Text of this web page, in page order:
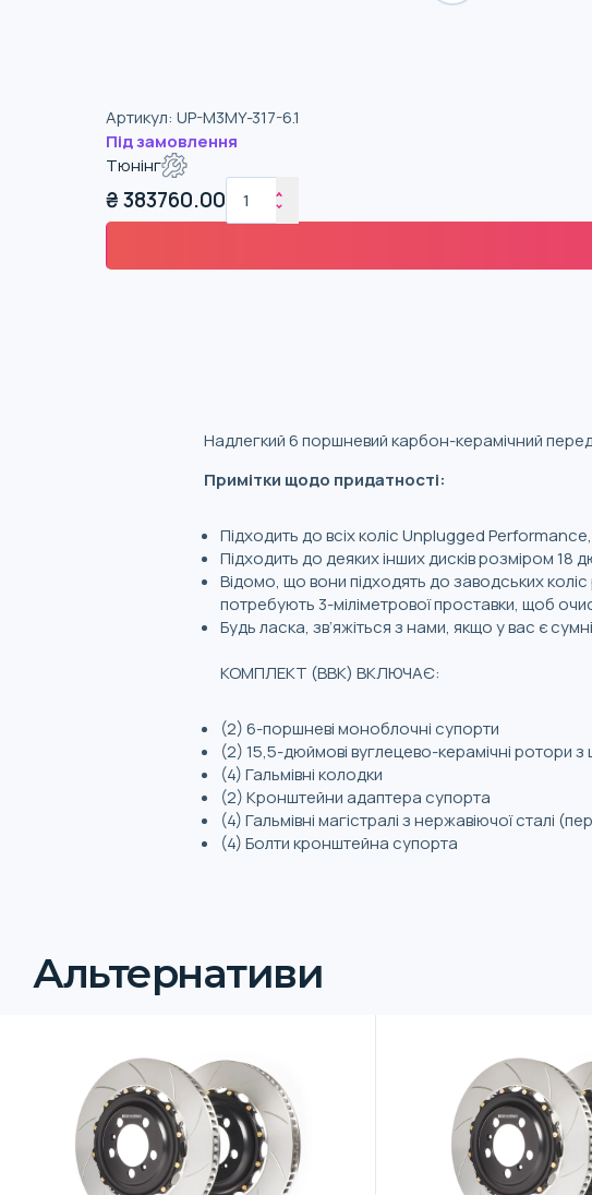
Артикул: UP-M3MY-317-6.1
Під замовлення
Тюнінг
₴383760.00
Надлегкий 6 поршневий карбон-керамічний
Примітки щодо придатності:
Підходить до всіх коліс Unplugged
Підходить до деяких інших дисків розміром 18
Відомо, що вони підходять до заводських
потребують 3-міліметрової проставки, щоб
Будь ласка, зв’яжіться з нами, якщо у вас є
КОМПЛЕКТ (BBK) ВКЛЮЧАЄ:
(2) 6-поршневі моноблочні супорти
(2) 15,5-дюймові вуглецево-керамічні ротори з
(4) Гальмівні колодки
(2) Кронштейни адаптера супорта
(4) Гальмівні магістралі з нержавіючої сталі
(4) Болти кронштейна супорта
Альтернативи